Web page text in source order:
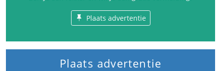
Plaats advertentie
Plaats advertentie